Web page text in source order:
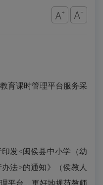
育课时管理平台服务采
发<闽侯县中小学（幼
法>的通知》（侯教人
平台 ， 更好地规范教师